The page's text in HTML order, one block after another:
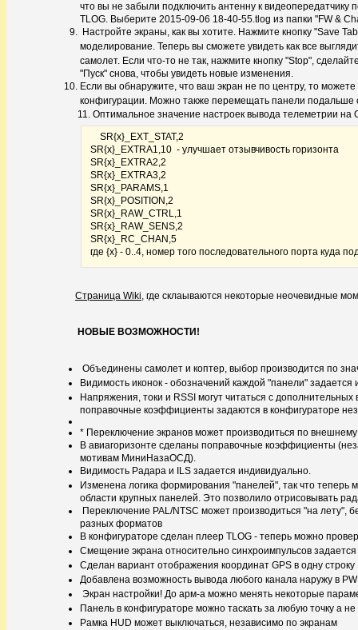
что вы не забыли подключить антенну к видеопередатчику
TLOG. Выберите 2015-09-06 18-40-55.tlog из папки "FW &
Настройте экраны, как вы хотите. Нажмите кнопку "Save
моделирование. Теперь вы сможете увидеть как все
самолет. Если что-то не так, нажмите кнопку "Stop",
"Пуск" снова, чтобы увидеть новые изменения.
Если вы обнаружите, что ваш экран не по центру, то можете
конфигурации. Можно также перемещать панели подальше
11. Оптимальное значение настроек вывода телеметрии на
SR{x}_EXT_STAT,2
SR{x}_EXTRA1,10 - улучшает отзывчивость горизонта
SR{x}_EXTRA2,2
SR{x}_EXTRA3,2
SR{x}_PARAMS,1
SR{x}_POSITION,2
SR{x}_RAW_CTRL,1
SR{x}_RAW_SENS,2
SR{x}_RC_CHAN,5
где {x} - 0..4, номер того последовательного порта куда
Страница Wiki, где склаываются некоторые неочевидные
НОВЫЕ ВОЗМОЖНОСТИ!
Объединены самолет и коптер, выбор производится по
Видимость иконок - обозначений каждой "панели"
Напряжения, токи и RSSI могут читаться с
поправочные коэффициенты задаются в конфигураторе
* Переключение экранов может производиться по
В авиагоризонте сделаны поправочные коэффициенты
мотивам МиниНазаОСД).
Видимость Радара и ILS задается индивидуально.
Изменена логика формирования "панелей", так что теперь
области крупных панелей. Это позволило отрисовывать
Переключение PAL/NTSC может производиться "на лету",
разных форматов
В конфигураторе сделан плеер TLOG - теперь можно
Смещение экрана относительно синхроимпульсов
Сделан вариант отображения координат GPS в одну строку
Добавлена возможность вывода любого канала наружу в
Экран настройки! До арм-а можно менять некоторые
Панель в конфигураторе можно таскать за любую точку а
Рамка HUD может выключаться, независимо по экранам